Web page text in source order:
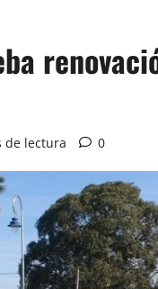
de lectura 0